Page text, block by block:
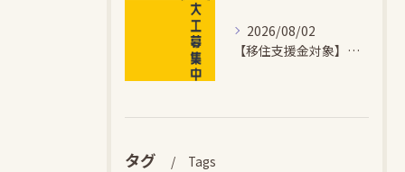
2026/08/02
【移住支援金対象】【未経験歓迎】大多喜町で「見えないところも...
タグ Tags